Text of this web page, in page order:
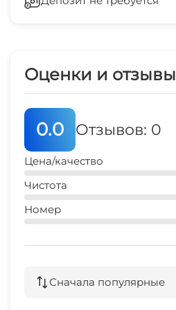
2 мин
Оценки и отзывы
0.0 Отзывов: 0
Цена/качество
Чистота
Номер
Сначала популярные